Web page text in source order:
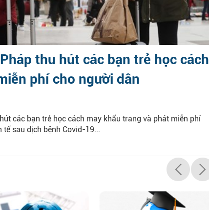
thu hút các bạn trẻ học cách
phí cho người dân
các bạn trẻ học cách may khẩu trang và phát miễn phí
sau dịch bệnh Covid-19...